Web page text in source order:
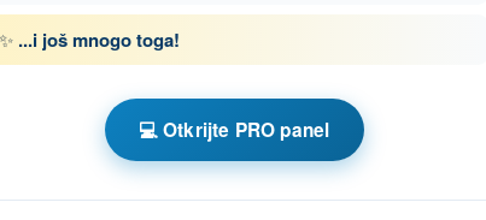
A1/A3 - Potvrda Daljinskog Pilota
Kviz za vežbanje DRON A1/A3 - Vazduhoplovni propisi
✨ ...i još mnogo toga!
💻 Otkrijte PRO panel